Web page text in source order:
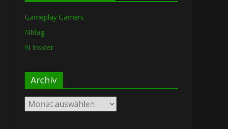
Gameplay Gamers
NMag
N Insider
Archiv
Archiv